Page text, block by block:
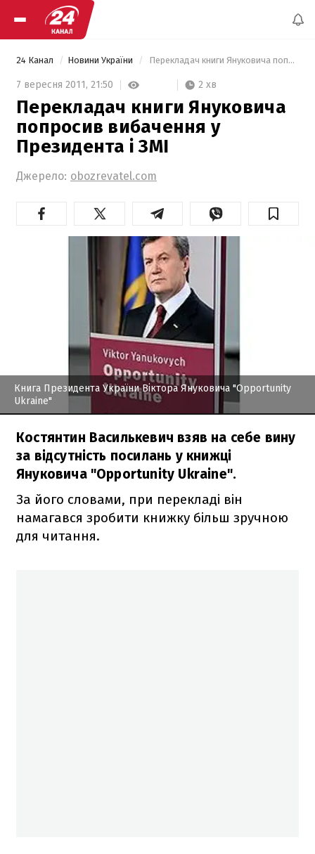
24 Канал Новини України Перекладач книги Януковича попросив вибачення у Президента і ЗМІ
7 вересня 2011, 21:50 2 хв
Перекладач книги Януковича
попросив вибачення у
Президента і ЗМІ
Джерело: obozrevatel.com
Книга Президента України Віктора Януковича "Opportunity
Ukraine"
Костянтин Василькевич взяв на себе вину
за відсутність посилань у книжці
Януковича "Opportunity Ukraine".
За його словами, при перекладі він
намагався зробити книжку більш зручною
для читання.